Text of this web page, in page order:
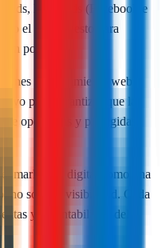
Ads, Meta Ads (Facebook e
el presupuesto para
posible.
de alojamiento web
para garantizar que las
operativas y protegidas.
marketing digital como una
no solo de visibilidad. Cada
y la rentabilidad del